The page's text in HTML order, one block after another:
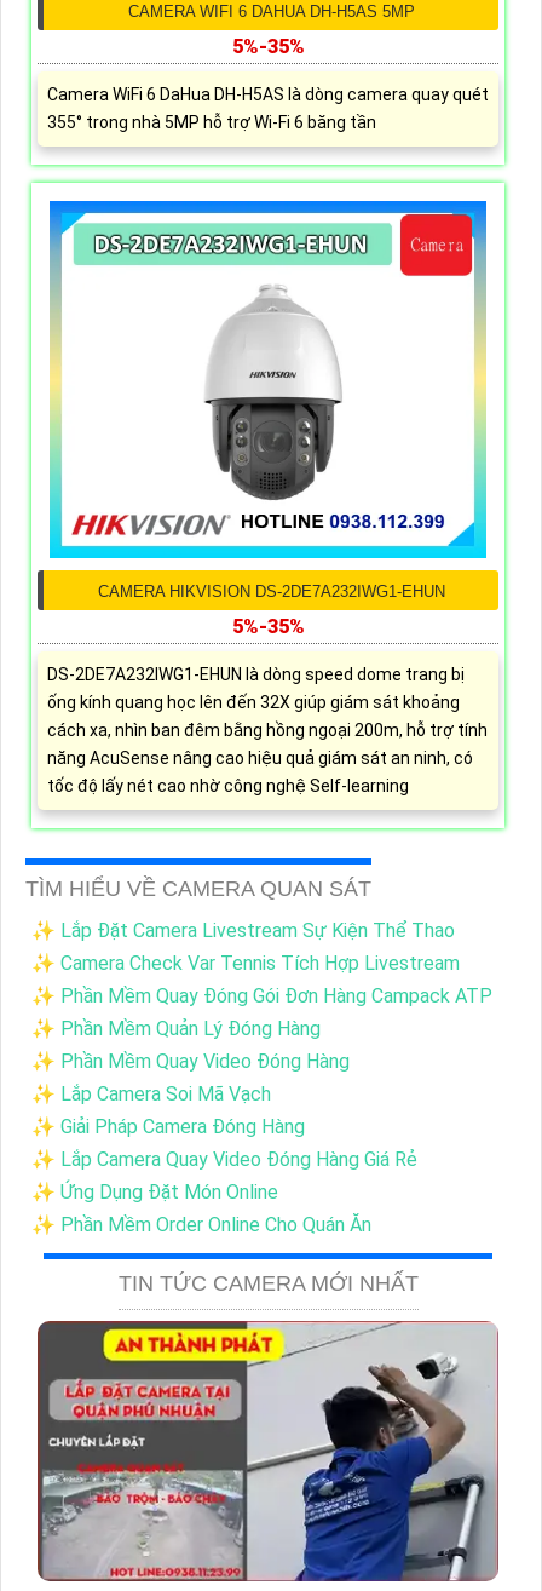
CAMERA WIFI 6 DAHUA DH-H5AS 5MP
5%-35%
Camera WiFi 6 DaHua DH-H5AS là dòng camera quay quét
355° trong nhà 5MP hỗ trợ Wi-Fi 6 băng tần
CAMERA HIKVISION DS-2DE7A232IWG1-EHUN
5%-35%
DS-2DE7A232IWG1-EHUN là dòng speed dome trang bị
ống kính quang học lên đến 32X giúp giám sát khoảng
cách xa, nhìn ban đêm bằng hồng ngoại 200m, hỗ trợ tính
năng AcuSense nâng cao hiệu quả giám sát an ninh, có
tốc độ lấy nét cao nhờ công nghệ Self-learning
TÌM HIỂU VỀ CAMERA QUAN SÁT
✨ Lắp Đặt Camera Livestream Sự Kiện Thể Thao
✨ Camera Check Var Tennis Tích Hợp Livestream
✨ Phần Mềm Quay Đóng Gói Đơn Hàng Campack ATP
✨ Phần Mềm Quản Lý Đóng Hàng
✨ Phần Mềm Quay Video Đóng Hàng
✨ Lắp Camera Soi Mã Vạch
✨ Giải Pháp Camera Đóng Hàng
✨ Lắp Camera Quay Video Đóng Hàng Giá Rẻ
✨ Ứng Dụng Đặt Món Online
✨ Phần Mềm Order Online Cho Quán Ăn
TIN TỨC CAMERA MỚI NHẤT